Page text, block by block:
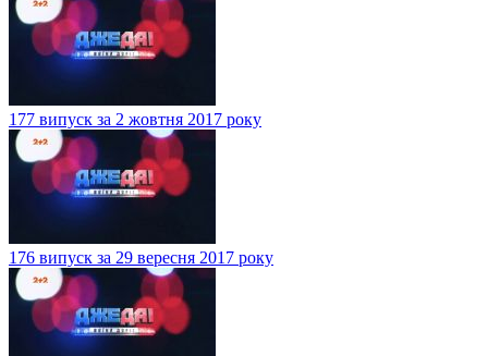
177 випуск за 2 жовтня 2017 року
176 випуск за 29 вересня 2017 року